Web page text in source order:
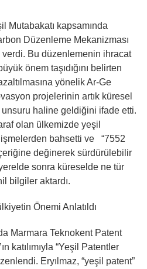
Mutabakatı kapsamında
Düzenleme Mekanizması
Bu düzenlemenin ihracat
önem taşıdığını belirten
yönelik Ar-Ge
projelerinin artık küresel
haline geldiğini ifade etti.
olan ülkemizde yeşil
bahsetti ve “7552
değinerek sürdürülebilir
sonra küreselde ne tür
bilgiler aktardı.
Önemi Anlatıldı
Marmara Teknokent Patent
katılımıyla “Yeşil Patentler
Eryılmaz, “yeşil patent”